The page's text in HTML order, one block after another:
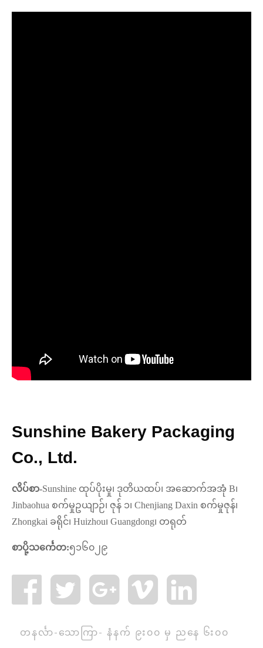
Sunshine Bakery Packaging
Co., Ltd.
လိပ်စာ-Sunshine ထုပ်ပိုးမှု၊ ဒုတိယထပ်၊ အဆောက်အအုံ B၊
Jinbaohua စက်မှုဥယျာဉ်၊ ဇုန် ၁၊ Chenjiang Daxin စက်မှုဇုန်၊
Zhongkai ခရိုင်၊ Huizhou၊ Guangdong၊ တရုတ်
စာပို့သင်္ကေတ:၅၁၆၀၂၉
တနင်္လာ-သောကြာ- နံနက် ၉း၀၀ မှ ညနေ ၆း၀၀